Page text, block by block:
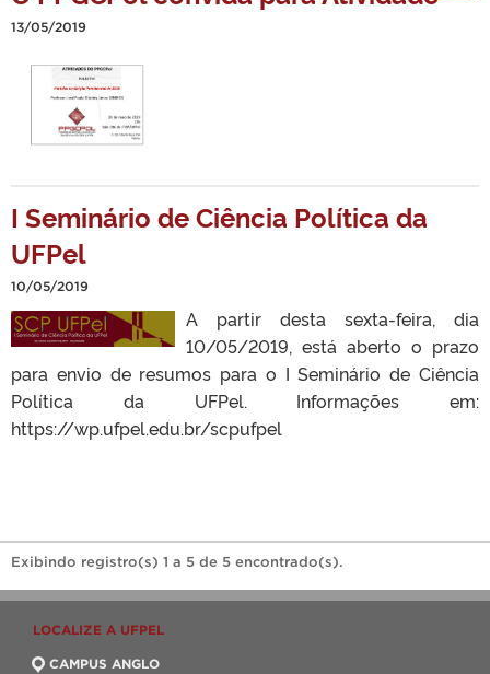
13/05/2019
I Seminário de Ciência Política da
UFPel
10/05/2019
A partir desta sexta-feira, dia
10/05/2019, está aberto o prazo
para envio de resumos para o I Seminário de Ciência
Política da UFPel. Informações em:
https://wp.ufpel.edu.br/scpufpel
Exibindo registro(s) 1 a 5 de 5 encontrado(s).
LOCALIZE A UFPEL
CAMPUS ANGLO